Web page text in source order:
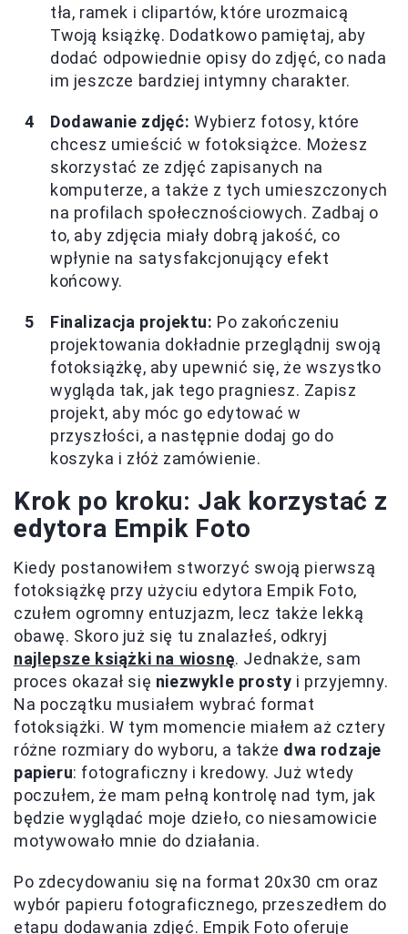
tła, ramek i clipartów, które urozmaicą
Twoją książkę. Dodatkowo pamiętaj, aby
dodać odpowiednie opisy do zdjęć, co nada
im jeszcze bardziej intymny charakter.
Dodawanie zdjęć: Wybierz fotosy, które
chcesz umieścić w fotoksiążce. Możesz
skorzystać ze zdjęć zapisanych na
komputerze, a także z tych umieszczonych
na profilach społecznościowych. Zadbaj o
to, aby zdjęcia miały dobrą jakość, co
wpłynie na satysfakcjonujący efekt
końcowy.
Finalizacja projektu: Po zakończeniu
projektowania dokładnie przeglądnij swoją
fotoksiążkę, aby upewnić się, że wszystko
wygląda tak, jak tego pragniesz. Zapisz
projekt, aby móc go edytować w
przyszłości, a następnie dodaj go do
koszyka i złóż zamówienie.
Krok po kroku: Jak korzystać z
edytora Empik Foto
Kiedy postanowiłem stworzyć swoją pierwszą
fotoksiążkę przy użyciu edytora Empik Foto,
czułem ogromny entuzjazm, lecz także lekką
obawę. Skoro już się tu znalazłeś, odkryj
najlepsze książki na wiosnę. Jednakże, sam
proces okazał się niezwykle prosty i przyjemny.
Na początku musiałem wybrać format
fotoksiążki. W tym momencie miałem aż cztery
różne rozmiary do wyboru, a także dwa rodzaje
papieru: fotograficzny i kredowy. Już wtedy
poczułem, że mam pełną kontrolę nad tym, jak
będzie wyglądać moje dzieło, co niesamowicie
motywowało mnie do działania.
Po zdecydowaniu się na format 20x30 cm oraz
wybór papieru fotograficznego, przeszedłem do
etapu dodawania zdjęć. Empik Foto oferuje